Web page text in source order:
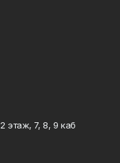
этаж, 7, 8, 9 каб